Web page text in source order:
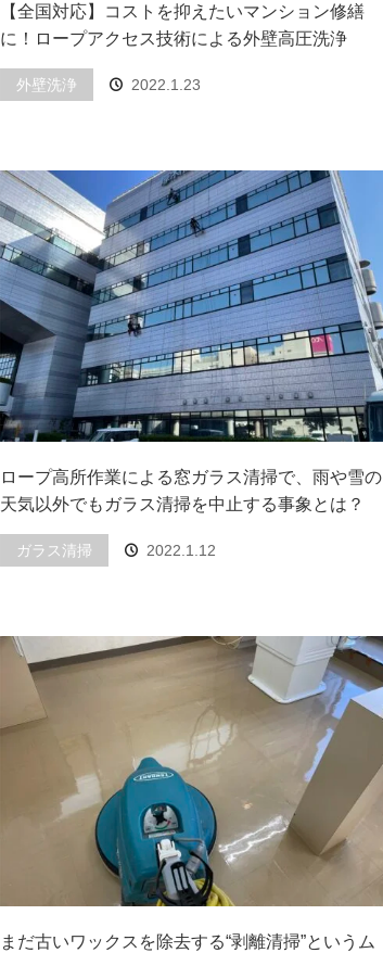
【全国対応】コストを抑えたいマンション修繕
に！ロープアクセス技術による外壁高圧洗浄
外壁洗浄 2022.1.23
ロープ高所作業による窓ガラス清掃で、雨や雪の
天気以外でもガラス清掃を中止する事象とは？
ガラス清掃 2022.1.12
まだ古いワックスを除去する“剥離清掃”というム